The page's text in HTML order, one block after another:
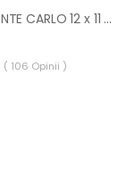
Abażur MONTE CARLO 12 x 11 cm tkanina srebrny E14
( 106 Opinii )